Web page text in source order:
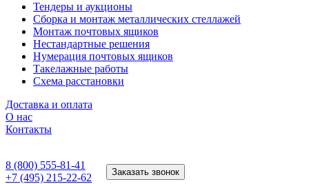
Тендеры и аукционы
Сборка и монтаж металлических стеллажей
Монтаж почтовых ящиков
Нестандартные решения
Нумерация почтовых ящиков
Такелажные работы
Схема расстановки
Доставка и оплата
О нас
Контакты
8 (800) 555-81-41
+7 (495) 215-22-62
Заказать звонок